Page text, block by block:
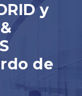
y
de